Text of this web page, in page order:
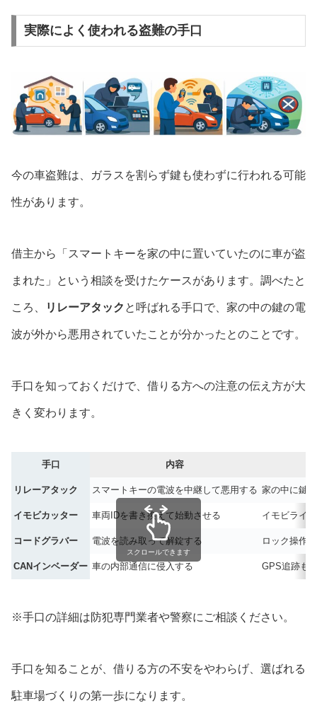
実際によく使われる盗難の手口
今の車盗難は、ガラスを割らず鍵も使わずに行われる可能
性があります。
借主から「スマートキーを家の中に置いていたのに車が盗
まれた」という相談を受けたケースがあります。調べたと
ころ、 リレーアタック と呼ばれる手口で、家の中の鍵の電
波が外から悪用されていたことが分かったとのことです。
手口を知っておくだけで、借りる方への注意の伝え方が大
きく変わります。
手口 内容
リレーアタック スマートキーの電波を中継して悪用する 家の中に鍵
イモビカッター 車両IDを書き換えて始動させる イモビライ
コードグラバー 電波を読み取って解錠する ロック操作
CANインベーダー 車の内部通信に侵入する GPS追跡も
スクロールできます
※手口の詳細は防犯専門業者や警察にご相談ください。
手口を知ることが、借りる方の不安をやわらげ、選ばれる
駐車場づくりの第一歩になります。